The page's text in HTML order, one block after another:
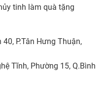
tinh làm quà tặng
P.Tân Hưng Thuận,
Tĩnh, Phường 15, Q.Bình